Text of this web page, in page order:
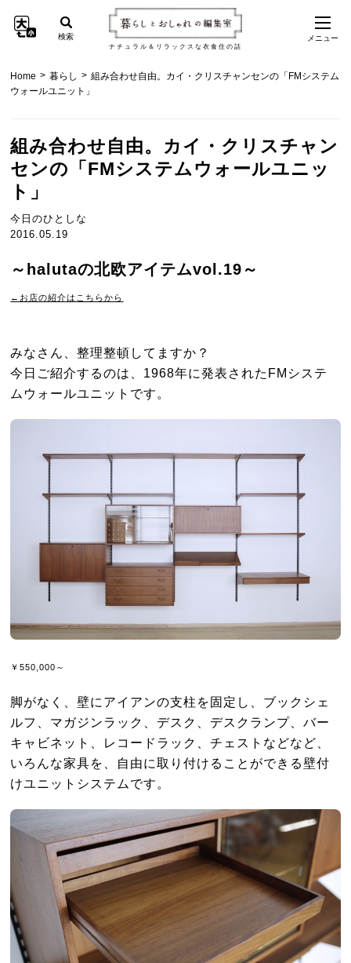
ナチュラル＆リラックスな衣食住の話
検索 メニュー
Home > 暮らし > 組み合わせ自由。カイ・クリスチャンセンの「FMシステム
ウォールユニット」
組み合わせ自由。カイ・クリスチャン
センの「FMシステムウォールユニッ
ト」
今日のひとしな
2016.05.19
～halutaの北欧アイテムvol.19～
←お店の紹介はこちらから
みなさん、整理整頓してますか？
今日ご紹介するのは、1968年に発表されたFMシステ
ムウォールユニットです。
￥550,000～
脚がなく、壁にアイアンの支柱を固定し、ブックシェ
ルフ、マガジンラック、デスク、デスクランプ、バー
キャビネット、レコードラック、チェストなどなど、
いろんな家具を、自由に取り付けることができる壁付
けユニットシステムです。